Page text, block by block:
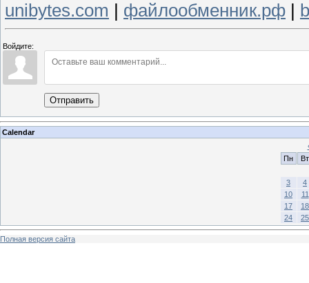
unibytes.com файлообменник.рф
Войдите:
Отправить
Calendar
Пн
Вт
3
4
10
11
17
18
24
25
Полная версия сайта